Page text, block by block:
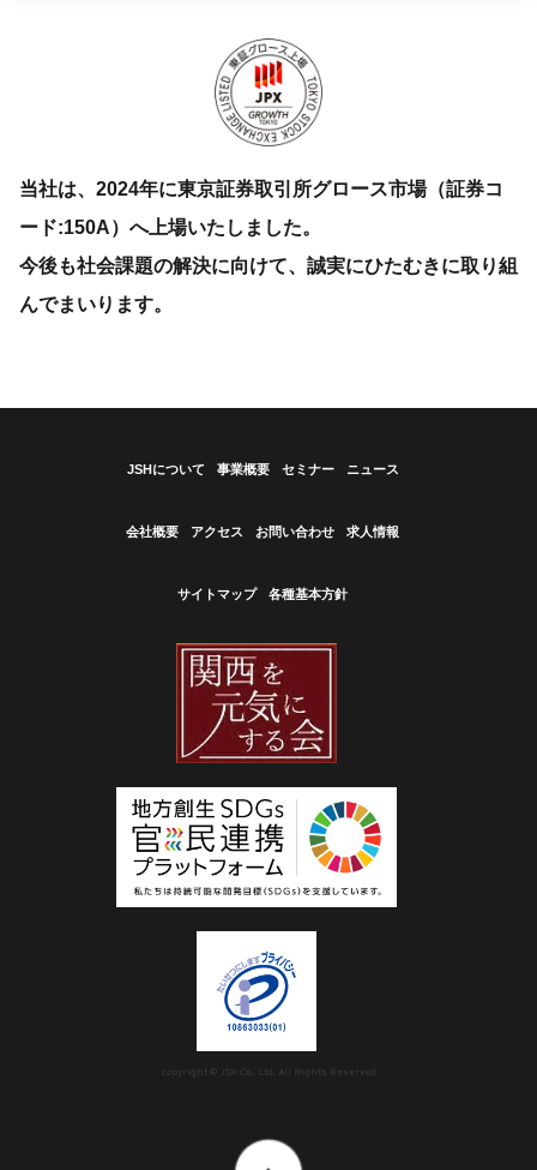
当社は、2024年に東京証券取引所グロース市場（証券コ
ード:150A）へ上場いたしました。
今後も社会課題の解決に向けて、誠実にひたむきに取り組
んでまいります。
JSHについて 事業概要 セミナー ニュース
会社概要 アクセス お問い合わせ 求人情報
サイトマップ 各種基本方針
copyright © JSH Co., Ltd. All Rights Reserved